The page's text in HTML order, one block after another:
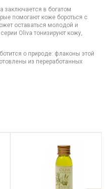
заключается в богатом
помогают коже бороться с
оставаться молодой и
Oliva тонизируют кожу,
о природе: флаконы этой
из переработанных